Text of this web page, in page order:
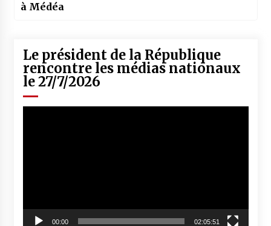
à Médéa
Le président de la République
rencontre les médias nationaux
le 27/7/2026
00:00 02:05:51